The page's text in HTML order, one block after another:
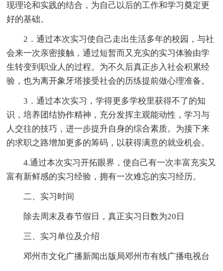
现理论和实践的结合，为自己以后的工作和学习奠定更
好的基础。
2．通过本次实习使自己走出生活多年的校园，与社
会来一次亲密接触，通过短暂而又充实的实习体验由学
生转变到职业人的过程。为不久后真正步入社会积累经
验，也为离开象牙塔接受社会的历练提前做心理准备。
3．通过本次实习，学得更多学校里获得不了的知
识，培养团结协作精神，充分发挥主观能动性，学习与
人交往的技巧，进一步提升自身的综合素质。为接下来
的求职之路增加更多的筹码，以获得满意的就业机会。
4.通过本次实习开拓眼界，使自己有一次丰富充实又
富有新鲜感的实习经验，拥有一次难忘的实习经历。
二、实习时间
除去周末及春节假日，真正实习日数为20日
三、实习单位及介绍
邓州市文化广播新闻出版局邓州市有线广播电视台